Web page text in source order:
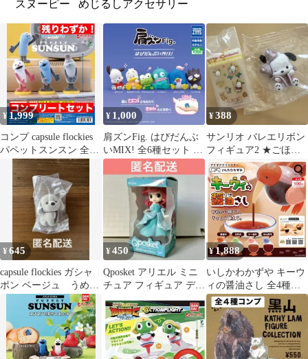
スヌーピー
めじるしアクセサリー
¥1,999
コンプ capsule flockies
パペットスンスン 全4
種 セット
¥ 1,000
肩ズンFig. はぴだんぶ
いMIX! 全6種セット ガ
チャ
¥388
サンリオ バレエリボン
フィギュア2 ★ごほう
びしーる★ポチャッコ
セット
¥645
capsule flockies ガシャ
ポン ベージュ うめ吉
¥450
Qposket アリエル ミニ
チュア フィギュア ディ
ズニー ガチャガチャ
¥1,888
いしかわかずや キーウ
ィの醤油さし 全4種セ
ット コンプリート フル
コンプ ガチャガチャ カ
プセルトイ